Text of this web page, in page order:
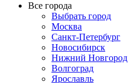
Все города
Выбрать город
Москва
Санкт-Петербург
Новосибирск
Нижний Новгород
Волгоград
Ярославль